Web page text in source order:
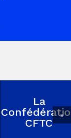
La
CFTC
»